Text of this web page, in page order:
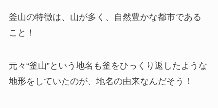
釜山の特徴は、山が多く、自然豊かな都市である
こと！
元々“釜山”という地名も釜をひっくり返したような
地形をしていたのが、地名の由来なんだそう！